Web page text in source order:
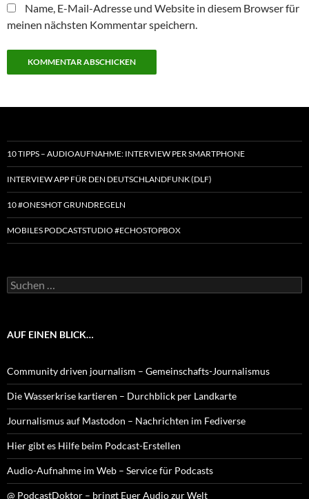
Name, E-Mail-Adresse und Website in diesem Browser für
meinen nächsten Kommentar speichern.
10 TIPPS – AUDIOAUFNAHME: INTERVIEW PER SMARTPHONE
INTERVIEW APP FÜR DEN DEUTSCHLANDFUNK (DLF)
10 #ONESHOT GRUNDREGELN
MOBILES PODCASTSTUDIO #ECHOSTOPBOX
Suchen
nach:
AUF EINEN BLICK…
Community driven journalism – Gemeinschafts-Journalismus
Die Wasserkrise kartieren – Durchblick per Landkarte
Journalismus auf Mastodon – Nachrichten im Fediverse
Hier gibt es Hilfe beim Podcast-Erstellen
Audio-Aufnahme im Web – Service für Podcasts
@ PodcastDoktor – bringt Euer Audio zur Welt